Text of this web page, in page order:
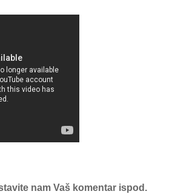
nam Vaš komentar ispod.